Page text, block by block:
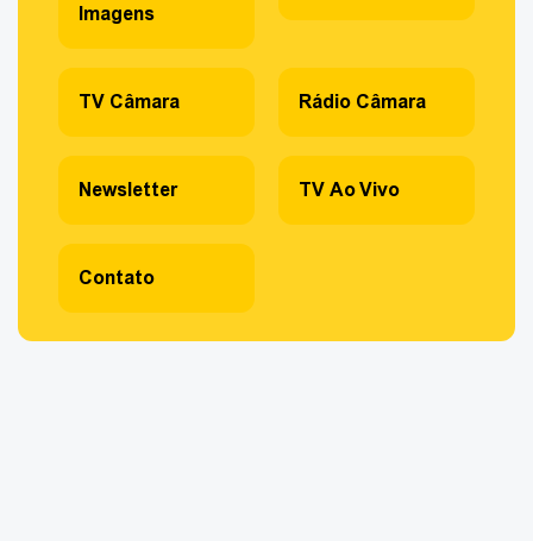
Imagens
TV Câmara Rádio Câmara
Newsletter TV Ao Vivo
Contato